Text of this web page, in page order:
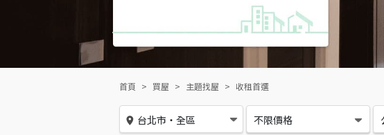
首頁 買屋 主題找屋 收租首選
台北市 ・ 全區 不限價格